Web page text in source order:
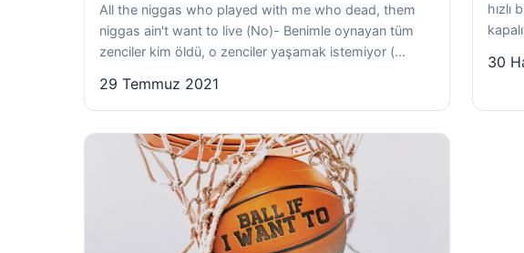
All the niggas who played with me who dead, them
niggas ain't want to live (No)- Benimle oynayan tüm
zenciler kim öldü, o zenciler yaşamak istemiyor (...
29 Temmuz 2021
hızlı
30